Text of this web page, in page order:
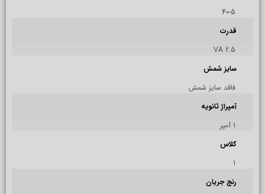
40-5
قدرت
2.5 VA
سایز شمش
فاقد سایز شمش
آمپراژ ثانویه
1 آمپر
کلاس
1
رنج جریان